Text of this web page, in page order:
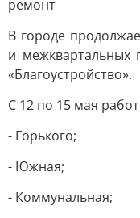
ремонт
В городе
и межквартальных
«Благоустройство».
С 12 по 15 мая
- Горького;
- Южная;
- Коммунальная;